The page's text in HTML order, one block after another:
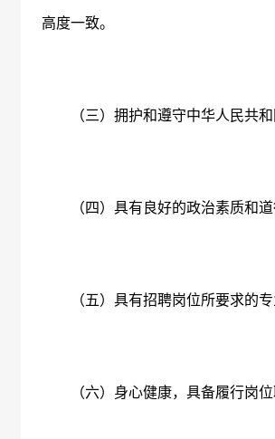
高度一致。
（三）拥护和遵守中华人民共和
（四）具有良好的政治素质和道
（五）具有招聘岗位所要求的专
（六）身心健康，具备履行岗位